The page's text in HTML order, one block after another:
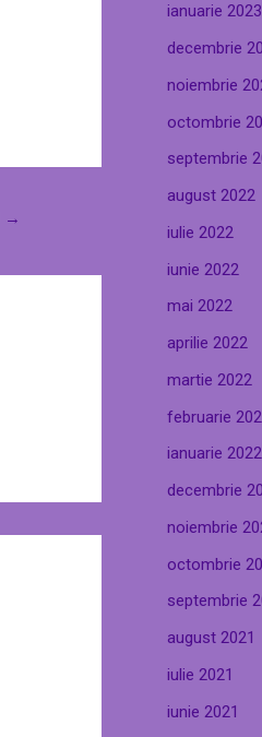
→
ianuarie 2023
decembrie
noiembrie
octombrie
septembrie
august 2022
iulie 2022
iunie 2022
mai 2022
aprilie 2022
martie 2022
februarie
ianuarie 2022
decembrie
noiembrie
octombrie
septembrie
august 2021
iulie 2021
iunie 2021